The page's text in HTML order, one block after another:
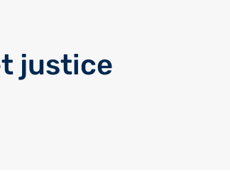
justice